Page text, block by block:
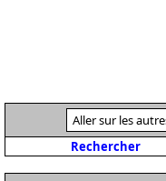
Rechercher